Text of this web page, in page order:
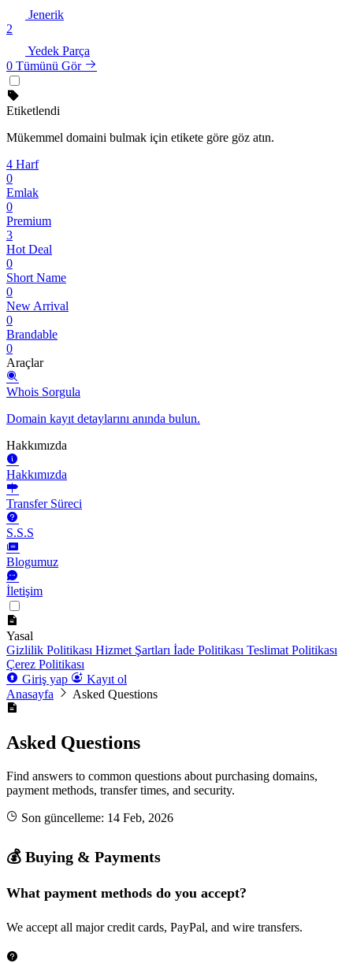
Jenerik
2
Yedek Parça
0 Tümünü Gör
Etiketlendi
Mükemmel domaini bulmak için etikete göre göz atın.
4 Harf
0
Emlak
0
Premium
3
Hot Deal
0
Short Name
0
New Arrival
0
Brandable
0
Araçlar
Whois Sorgula
Domain kayıt detaylarını anında bulun.
Hakkımızda
Hakkımızda
Transfer Süreci
S.S.S
Blogumuz
İletişim
Yasal
Gizlilik Politikası Hizmet Şartları İade Politikası Teslimat Politikası
Çerez Politikası
Giriş yap
Kayıt ol
Anasayfa
Asked Questions
Asked Questions
Find answers to common questions about purchasing domains,
payment methods, transfer times, and security.
Son güncelleme: 14 Feb, 2026
💰 Buying & Payments
What payment methods do you accept?
We accept all major credit cards, PayPal, and wire transfers.